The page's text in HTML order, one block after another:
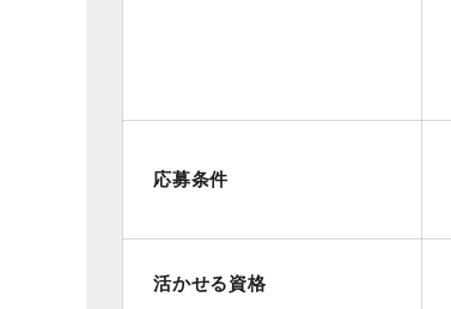
応募条件
活かせる資格